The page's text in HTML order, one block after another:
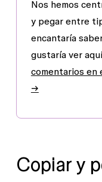
Nos hemos
y pegar entre
encantaría
gustaría ver
comentarios en
→
Copiar y